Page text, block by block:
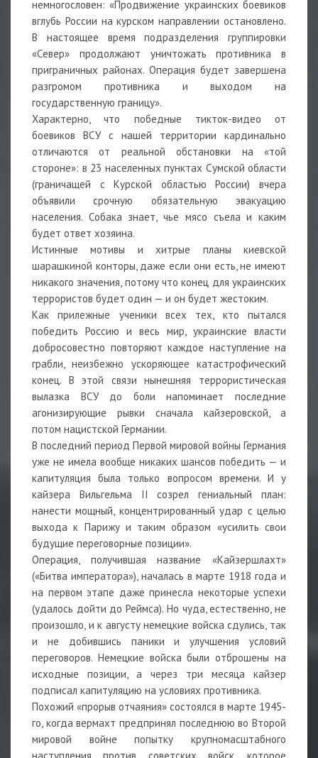
немногословен: «Продвижение украинских боевиков
вглубь России на курском направлении остановлено.
В настоящее время подразделения группировки
«Север» продолжают уничтожать противника в
приграничных районах. Операция будет завершена
разгромом противника и выходом на
государственную границу».
Характерно, что победные тикток-видео от
боевиков ВСУ с нашей территории кардинально
отличаются от реальной обстановки на «той
стороне»: в 23 населенных пунктах Сумской области
(граничащей с Курской областью России) вчера
объявили срочную обязательную эвакуацию
населения. Собака знает, чье мясо съела и каким
будет ответ хозяина.
Истинные мотивы и хитрые планы киевской
шарашкиной конторы, даже если они есть, не имеют
никакого значения, потому что конец для украинских
террористов будет один — и он будет жестоким.
Как прилежные ученики всех тех, кто пытался
победить Россию и весь мир, украинские власти
добросовестно повторяют каждое наступление на
грабли, неизбежно ускоряющее катастрофический
конец. В этой связи нынешняя террористическая
вылазка ВСУ до боли напоминает последние
агонизирующие рывки сначала кайзеровской, а
потом нацистской Германии.
В последний период Первой мировой войны Германия
уже не имела вообще никаких шансов победить — и
капитуляция была только вопросом времени. И у
кайзера Вильгельма II созрел гениальный план:
нанести мощный, концентрированный удар с целью
выхода к Парижу и таким образом «усилить свои
будущие переговорные позиции».
Операция, получившая название «Кайзершлахт»
(«Битва императора»), началась в марте 1918 года и
на первом этапе даже принесла некоторые успехи
(удалось дойти до Реймса). Но чуда, естественно, не
произошло, и к августу немецкие войска сдулись, так
и не добившись паники и улучшения условий
переговоров. Немецкие войска были отброшены на
исходные позиции, а через три месяца кайзер
подписал капитуляцию на условиях противника.
Похожий «прорыв отчаяния» состоялся в марте 1945-
го, когда вермахт предпринял последнюю во Второй
мировой войне попытку крупномасштабного